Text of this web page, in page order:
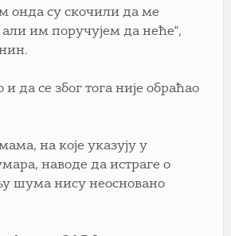
онда су скочили да ме
им поручујем да неће“,
и да се због тога није обраћао
на које указују у
наводе да истраге о
шума нису неосновано